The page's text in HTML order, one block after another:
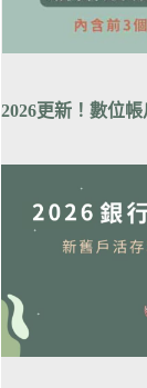
2026更新！數位